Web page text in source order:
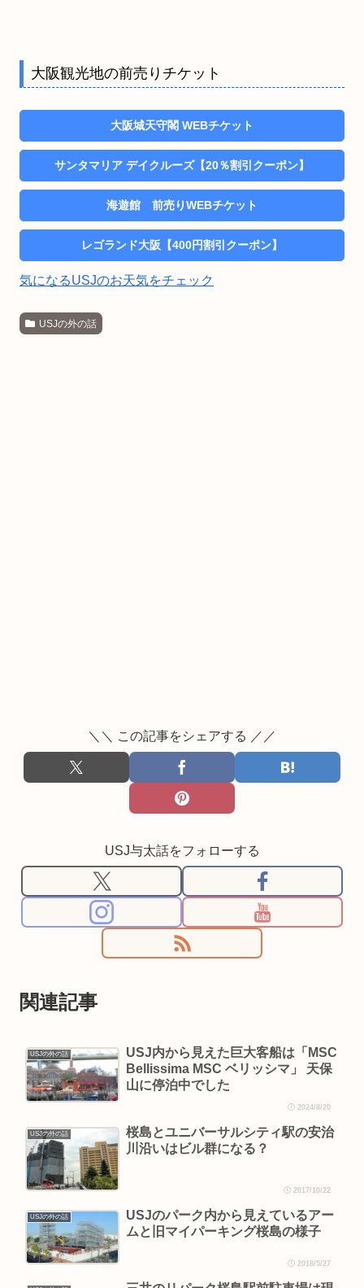
大阪観光地の前売りチケット
大阪城天守閣 WEBチケット
サンタマリア デイクルーズ【20％割引クーポン】
海遊館 前売りWEBチケット
レゴランド大阪【400円割引クーポン】
気になるUSJのお天気をチェック
USJの外の話
＼＼ この記事をシェアする ／／
USJ与太話をフォローする
関連記事
USJの外の話
USJ内から見えた巨大客船は「MSC
Bellissima MSC ベリッシマ」 天保
山に停泊中でした
2024/8/20
USJの外の話
桜島とユニバーサルシティ駅の安治
川沿いはビル群になる？
2017/10/22
USJの外の話
USJのパーク内から見えているアー
ムと旧マイパーキング桜島の様子
2018/5/27